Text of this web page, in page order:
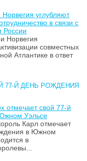
углубляют
в связи с
России
Норвегия
совместных
Атлантике в ответ
77-Й ДЕНЬ РОЖДЕНИЯ
отмечает свой 77-й
Уэльсе
Карл отмечает
в Южном
в